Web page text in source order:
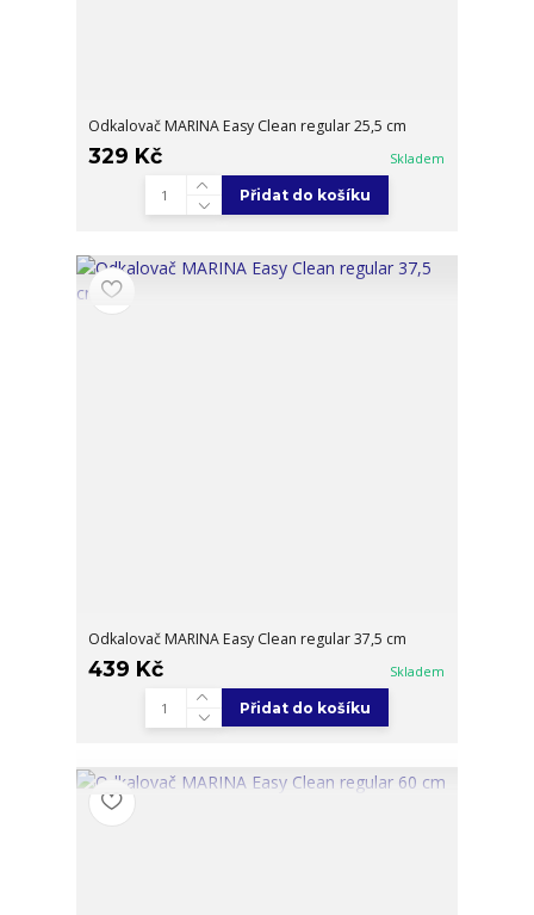
Odkalovač MARINA Easy Clean regular 25,5 cm
329 Kč Skladem
Přidat do košíku
Odkalovač MARINA Easy Clean regular 37,5 cm
439 Kč Skladem
Přidat do košíku